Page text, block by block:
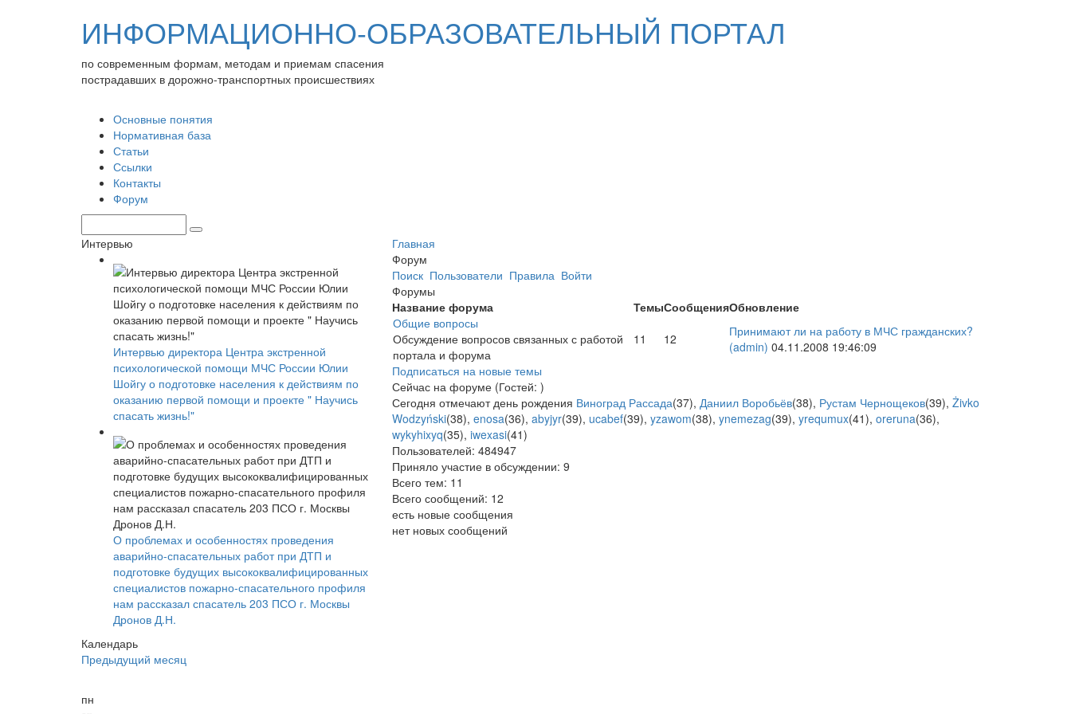
ИНФОРМАЦИОННО-ОБРАЗОВАТЕЛЬНЫЙ ПОРТАЛ
по современным формам, методам и приемам спасения
пострадавших в дорожно-транспортных происшествиях
Основные понятия
Нормативная база
Статьи
Ссылки
Контакты
Форум
Интервью
Интервью директора Центра экстренной
психологической помощи МЧС России Юлии
Шойгу о подготовке населения к действиям по
оказанию первой помощи и проекте " Научись
спасать жизнь!"
О проблемах и особенностях проведения
аварийно-спасательных работ при ДТП и
подготовке будущих высококвалифицированных
специалистов пожарно-спасательного профиля
нам рассказал спасатель 203 ПСО г. Москвы
Дронов Д.Н.
Календарь
Предыдущий месяц
пн
Главная
Форум
Поиск Пользователи Правила Войти
Форумы
Название форума
ТемыСообщенияОбновление
Общие вопросы
Обсуждение вопросов связанных с работой
портала и форума
11 12
Принимают ли на работу в МЧС гражданских?
(admin) 04.11.2008 19:46:09
Подписаться на новые темы
Сейчас на форуме (Гостей: )
Сегодня отмечают день рождения Виноград Рассада(37), Даниил Воробьёв(38), Рустам Чернощеков(39), Żivko
Wodzyński(38), enosa(36), abyjyr(39), ucabef(39), yzawom(38), ynemezag(39), yrequmux(41), oreruna(36),
wykyhixyq(35), iwexasi(41)
Пользователей: 484947
Приняло участие в обсуждении: 9
Всего тем: 11
Всего сообщений: 12
есть новые сообщения
нет новых сообщений